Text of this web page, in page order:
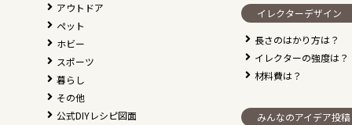
アウトドア
ペット
ホビー
スポーツ
暮らし
その他
公式DIYレシピ図面
イレクターデザイン
長さのはかり方は？
イレクターの強度は？
材料費は？
みんなのアイデア投稿